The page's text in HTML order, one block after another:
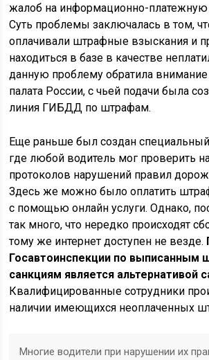
жалоб на информационно-
Суть проблемы заключалась в том,
оплачивали штрафные взыскания и
находиться в базе в качестве
данную проблему обратила
палата России, с чьей подачи была
линия ГИБДД по штрафам.
Еще раньше был создан
где любой водитель мог проверить
протоколов нарушений правил
Здесь же можно было оплатить
с помощью онлайн услуги. Однако,
так много, что нередко происходят
тому же интернет доступен не везде.
Госавтоинспекции по выписанным
санкциям является альтернативой
Квалифицированные сотрудники
наличии имеющихся неоплаченных
Многие водители при нарушении их